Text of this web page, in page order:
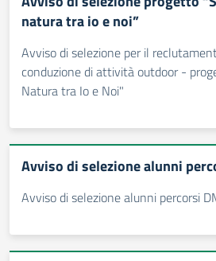
natura tra io e noi”
Avviso di selezione per il
conduzione di attività outdoor -
Natura tra Io e Noi"
Avviso di selezione alunni
Avviso di selezione alunni percorsi